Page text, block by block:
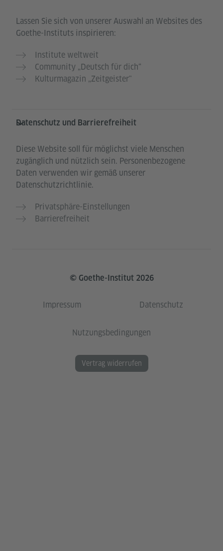
Lassen Sie sich von unserer Auswahl an Websites des
Goethe-Instituts inspirieren:
Institute weltweit
Community „Deutsch für dich“
Kulturmagazin „Zeitgeister"
Datenschutz und Barrierefreiheit
Diese Website soll für möglichst viele Menschen
zugänglich und nützlich sein. Personenbezogene
Daten verwenden wir gemäß unserer
Datenschutzrichtlinie.
Privatsphäre-Einstellungen
Barrierefreiheit
© Goethe-Institut 2026
Impressum Datenschutz
Nutzungsbedingungen
Vertrag widerrufen